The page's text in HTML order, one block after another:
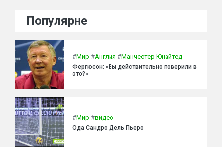
Популярне
#Мир #Англия #Манчестер Юнайтед
Фергюсон: «Вы действительно поверили в
это?»
#Мир #видео
Ода Сандро Дель Пьеро